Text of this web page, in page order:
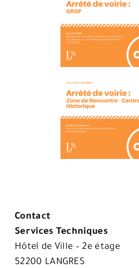
Contact
Services Techniques
Hôtel de Ville – 2e étage
52200 LANGRES